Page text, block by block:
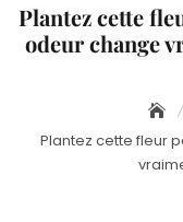
Plantez cette
odeur change
Plantez cette fleur